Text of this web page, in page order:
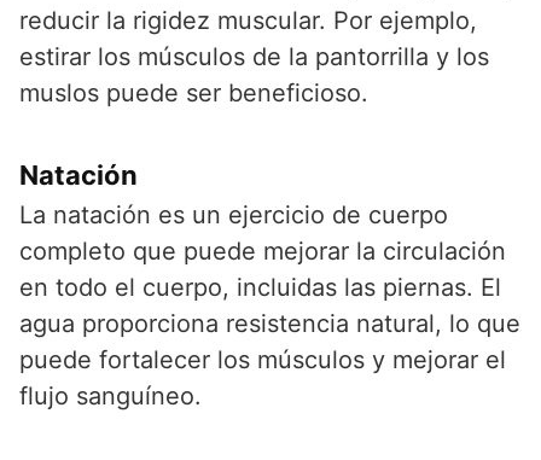
reducir la rigidez muscular. Por ejemplo,
estirar los músculos de la pantorrilla y los
muslos puede ser beneficioso.
Natación
La natación es un ejercicio de cuerpo
completo que puede mejorar la circulación
en todo el cuerpo, incluidas las piernas. El
agua proporciona resistencia natural, lo que
puede fortalecer los músculos y mejorar el
flujo sanguíneo.